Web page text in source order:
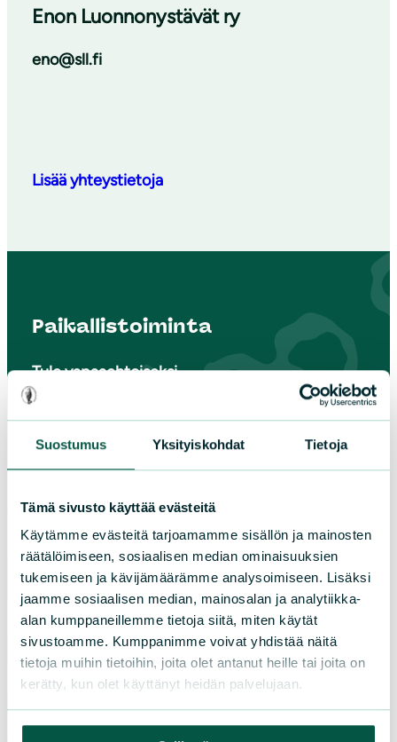
Suostumus Yksityiskohdat Tietoja
Tämä sivusto käyttää evästeitä
Käytämme evästeitä tarjoamamme sisällön ja mainosten
räätälöimiseen, sosiaalisen median ominaisuuksien
tukemiseen ja kävijämäärämme analysoimiseen. Lisäksi
jaamme sosiaalisen median, mainosalan ja analytiikka-
alan kumppaneillemme tietoja siitä, miten käytät
sivustoamme. Kumppanimme voivat yhdistää näitä
tietoja muihin tietoihin, joita olet antanut heille tai joita on
kerätty, kun olet käyttänyt heidän palvelujaan.
Enon Luonnonystävät ry
eno@sll.fi
Lisää yhteystietoja
Paikallistoiminta
Tule vapaaehtoiseksi
Liity jäseneksi
Piirit ja yhdistykset
Suomen luonnonsuojeluliiton
piirit
Etelä-Häme
Etelä-Karjala
Etelä-Savo
Kainuu